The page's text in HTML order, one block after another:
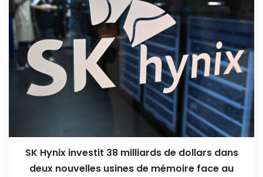
SK Hynix investit 38 milliards de dollars dans
deux nouvelles usines de mémoire face au